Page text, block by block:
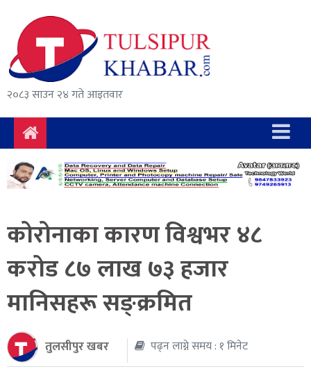
२०८३ साउन २४ गते आइतवार
समाचार
राजनीति
सुरक्षा/
अपराध
दुर्घटना
विचार
अर्थ
संवाद
मनोरञ्जन
थप
कोरोनाका कारण विश्वभर ४८
करोड ८७ लाख ७३ हजार
मानिसहरू सङ्क्रमित
तुलसीपुर खबर पढ्न लाग्ने समय : १ मिनेट